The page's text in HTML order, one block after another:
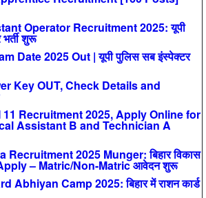
Operator Recruitment 2025: यूपी
शुरू
Date 2025 Out | यूपी पुलिस सब इंस्पेक्टर
Key OUT, Check Details and
11 Recruitment 2025, Apply Online for
Assistant B and Technician A
2025 Munger: बिहार विकास
Apply – Matric/Non-Matric आवेदन शुरू
Abhiyan Camp 2025: बिहार में राशन कार्ड